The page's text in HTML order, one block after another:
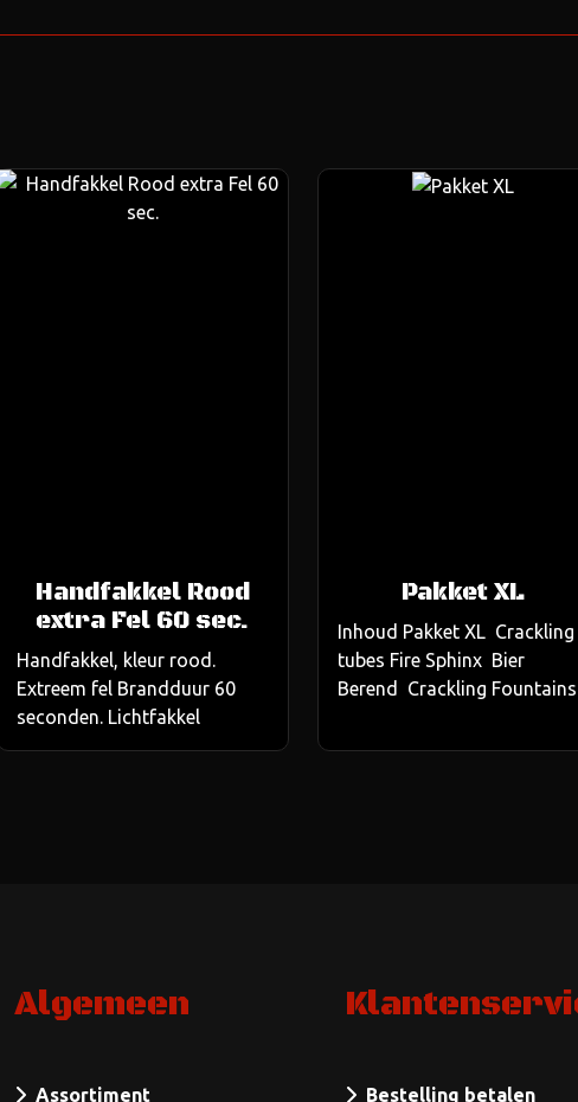
Handfakkel Rood
extra Fel 60 sec.
Handfakkel, kleur rood.
Extreem fel Brandduur 60
seconden. Lichtfakkel
Pakket XL
Inhoud Pakket XL Crackling
tubes Fire Sphinx Bier
Berend Crackling
Algemeen
Assortiment Bestelling betalen